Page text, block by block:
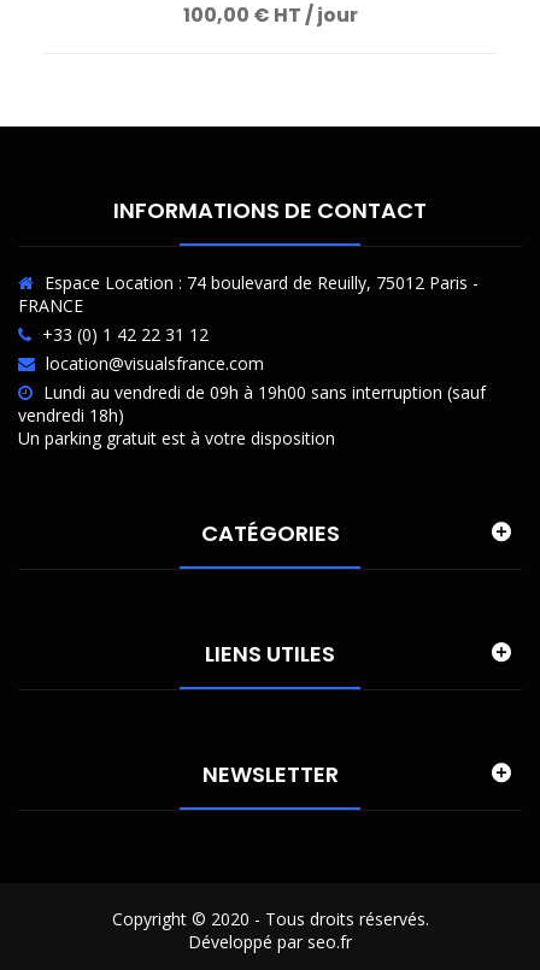
100,00 € HT / jour
INFORMATIONS DE CONTACT
Espace Location : 74 boulevard de Reuilly, 75012 Paris -
FRANCE
+33 (0) 1 42 22 31 12
location@visualsfrance.com
Lundi au vendredi de 09h à 19h00 sans interruption (sauf
vendredi 18h)
Un parking gratuit est à votre disposition
CATÉGORIES
LIENS UTILES
NEWSLETTER
Copyright © 2020 - Tous droits réservés.
Développé par seo.fr